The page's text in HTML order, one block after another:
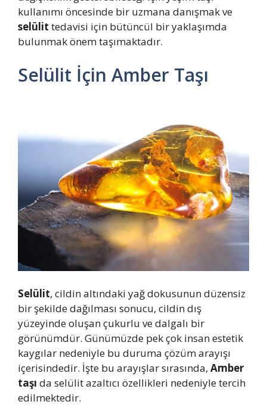
kullanımı öncesinde bir uzmana danışmak ve
selülit tedavisi için bütüncül bir yaklaşımda
bulunmak önem taşımaktadır.
Selülit İçin Amber Taşı
Selülit, cildin altındaki yağ dokusunun düzensiz
bir şekilde dağılması sonucu, cildin dış
yüzeyinde oluşan çukurlu ve dalgalı bir
görünümdür. Günümüzde pek çok insan estetik
kaygılar nedeniyle bu duruma çözüm arayışı
içerisindedir. İşte bu arayışlar sırasında, Amber
taşı da selülit azaltıcı özellikleri nedeniyle tercih
edilmektedir.